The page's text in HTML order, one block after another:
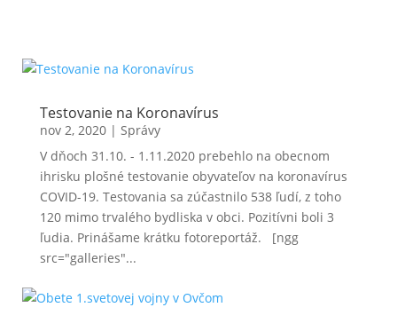
Testovanie na Koronavírus
nov 2, 2020| Správy
V dňoch 31.10. - 1.11.2020 prebehlo na obecnom
ihrisku plošné testovanie obyvateľov na koronavírus
COVID-19. Testovania sa zúčastnilo 538 ľudí, z toho
120 mimo trvalého bydliska v obci. Pozitívni boli 3
ľudia. Prinášame krátku fotoreportáž. [ngg
src="galleries"...